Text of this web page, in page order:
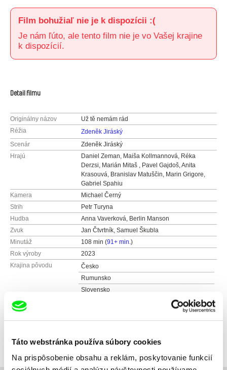
Táto webstránka používa súbory cookies
Na prispôsobenie obsahu a reklám, poskytovanie funkcií
Film bohužiaľ nie je k dispozícii :(
Je nám ľúto, ale tento film nie je vo Vašej krajine
k dispozícií.
Detail filmu
Originálny názov
Už tě nemám rád
Réžia
Zdeněk Jiráský
Scenár
Zdeněk Jiráský
Hrajú
Daniel Zeman, Maiša Kollmannová, Réka
Derzsi, Marián Mitaš , Pavel Gajdoš, Anita
Krasouvá, Branislav Matuščin, Marin Grigore,
Gabriel Spahiu
Kamera
Michael Černý
Strih
Petr Turyna
Hudba
Anna Vaverková, Berlin Manson
Zvuk
Jan Čtvrtník, Samuel Škubla
Minutáž
108 min (91+ min.)
Rok výroby
2023
Krajina pôvodu
Česko
Rumunsko
Slovensko
Farba
821 08 Dulovo nám.4, Bratislava
http://arinafilm.sk/
Silvia Panáková
821 08 Dulovo nám.4, Bratislava
Slovensko